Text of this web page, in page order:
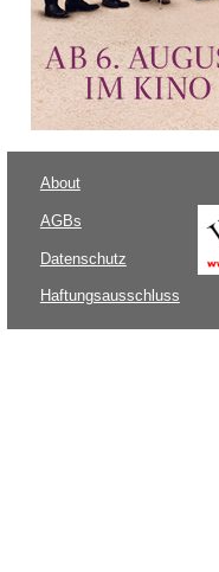
About
AGBs
Datenschutz
Haftungsausschluss